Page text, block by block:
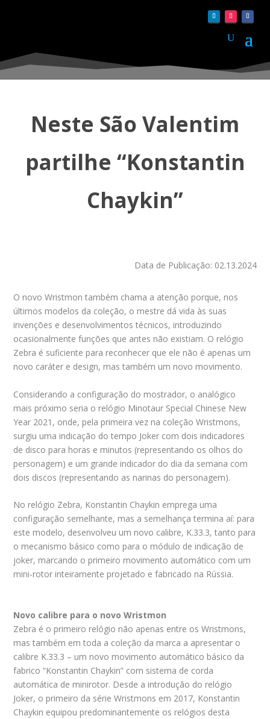
Neste São Valentim
partilhe “Konstantin
Chaykin”
Data de Publicação: 02.13.2024
O novo Wristmon também chama a atenção porque, nos
últimos modelos da coleção, o mestre dá vida às suas
invenções e desenvolvimentos técnicos, introduzindo
ocasionalmente funções que antes não existiam. O relógio
Zebra é suficiente para reconhecer que ele não é apenas um
novo caráter e design, mas também um novo movimento.
Considerando a configuração do mostrador, o analógico
mais próximo seria o relógio Minotaur Special Chinese New
Year 2021, onde, pela primeira vez na coleção Wristmons,
surgiu uma indicação do tempo Joker com dois indicadores
de disco para horas e minutos (representando os olhos do
personagem) e um grande indicador do dia da semana com
dois discos (representando as narinas do personagem).
No relógio Zebra, Konstantin Chaykin emprega uma
configuração semelhante, mas a semelhança termina aí: para
este modelo, desenvolveu um novo calibre, K.33.3, tanto para
o mecanismo básico como para o módulo de indicação de
joker, marcando o primeiro movimento automático com um
mini-rotor inteiramente projetado e fabricado na Rússia.
Novo calibre para o novo Wristmon
Zebra é o primeiro relógio não apenas entre os Wristmons,
mas também em toda a coleção da marca a apresentar o
calibre K.33.3 – um novo movimento automático básico da
fabrico “Konstantin Chaykin” com sistema de corda
automática de minirotor. Desde a introdução do relógio
Joker, o primeiro da série Wristmons em 2017, Konstantin
Chaykin equipou predominantemente os relógios desta